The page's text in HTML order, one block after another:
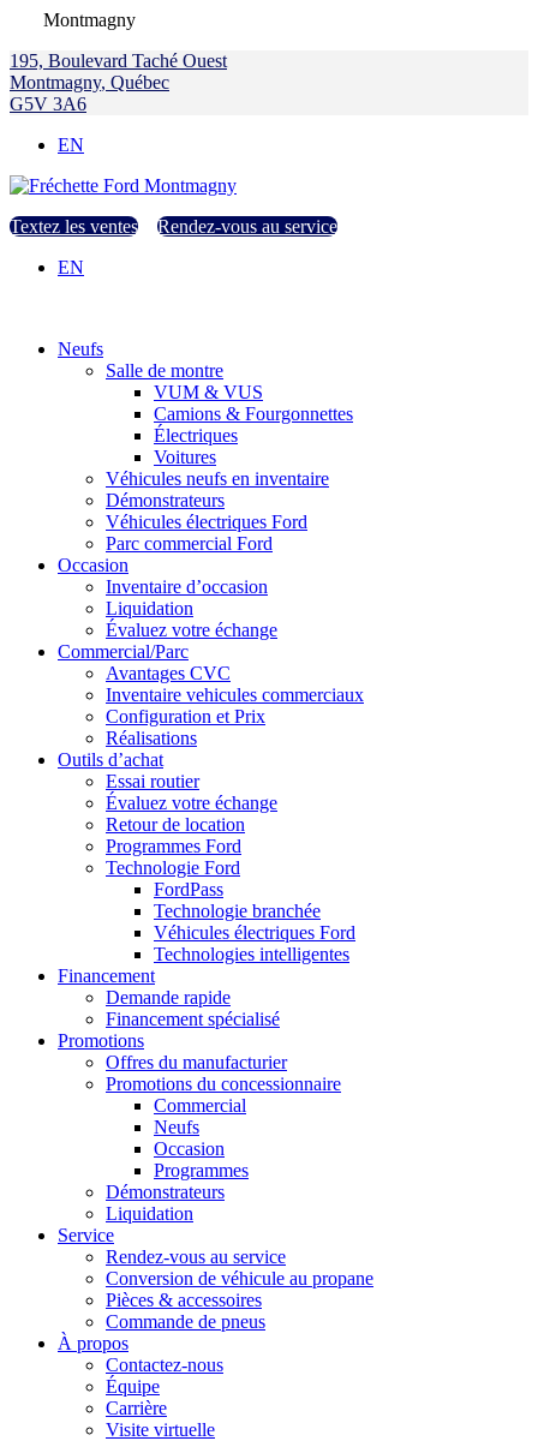
Montmagny
195, Boulevard Taché Ouest
Montmagny, Québec
G5V 3A6
EN
Textez les ventes
Rendez-vous au service
EN
Neufs
Salle de montre
VUM & VUS
Camions & Fourgonnettes
Électriques
Voitures
Véhicules neufs en inventaire
Démonstrateurs
Véhicules électriques Ford
Parc commercial Ford
Occasion
Inventaire d’occasion
Liquidation
Évaluez votre échange
Commercial/Parc
Avantages CVC
Inventaire vehicules commerciaux
Configuration et Prix
Réalisations
Outils d’achat
Essai routier
Évaluez votre échange
Retour de location
Programmes Ford
Technologie Ford
FordPass
Technologie branchée
Véhicules électriques Ford
Technologies intelligentes
Financement
Demande rapide
Financement spécialisé
Promotions
Offres du manufacturier
Promotions du concessionnaire
Commercial
Neufs
Occasion
Programmes
Démonstrateurs
Liquidation
Service
Rendez-vous au service
Conversion de véhicule au propane
Pièces & accessoires
Commande de pneus
À propos
Contactez-nous
Équipe
Carrière
Visite virtuelle